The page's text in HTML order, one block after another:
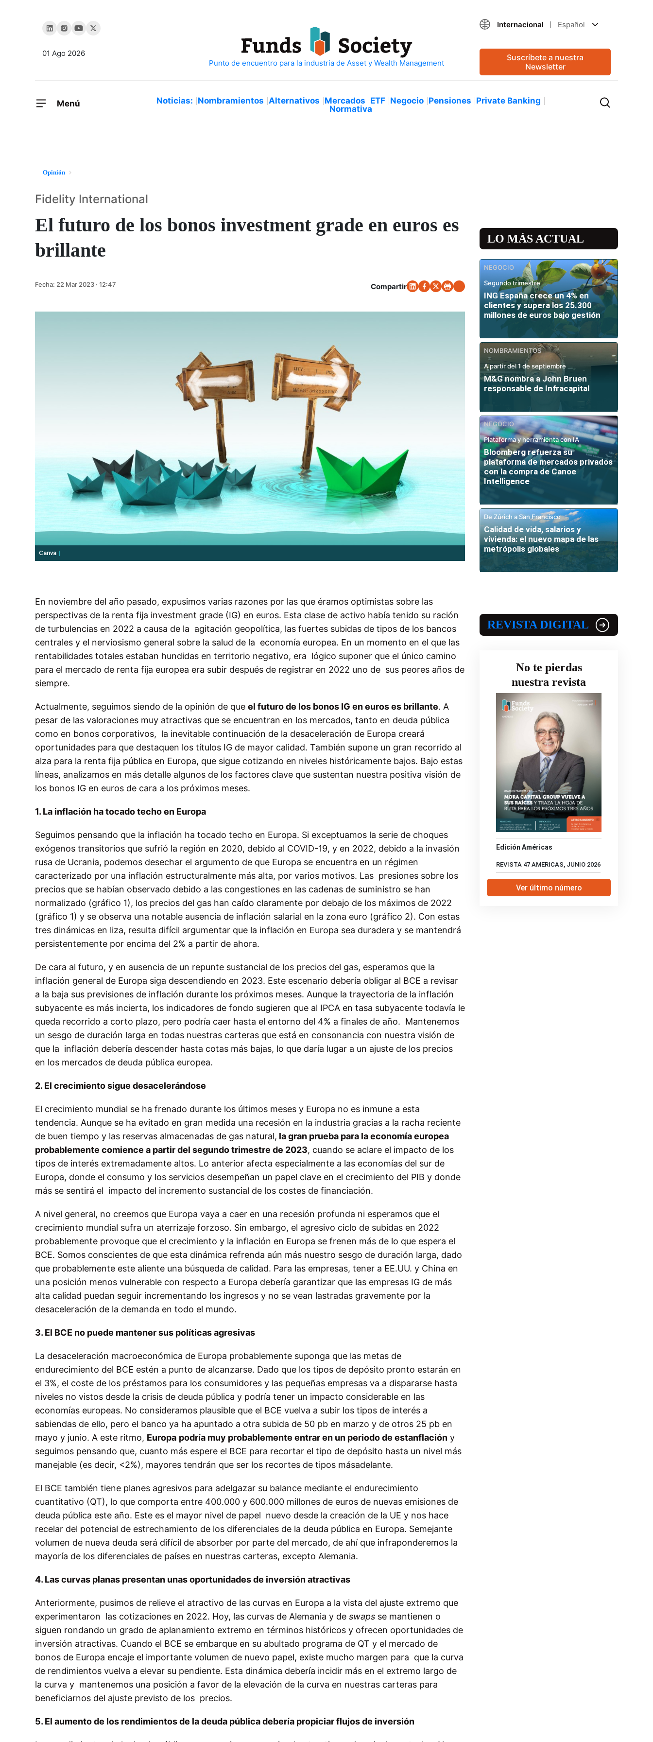
01 Ago 2026
Internacional Español
Suscríbete a nuestra
Newsletter
Menú Noticias: Nombramientos Alternativos Mercados ETF Negocio Pensiones Private Banking
Normativa
Opinión
El futuro de los bonos investment grade en euros es
brillante
Fidelity International
Fecha: 22 Mar 2023 · 12:47 Compartir
Canva
En noviembre del año pasado, expusimos varias razones por las que éramos optimistas sobre las
perspectivas de la renta fija investment grade (IG) en euros. Esta clase de activo había tenido su ración
de turbulencias en 2022 a causa de la agitación geopolítica, las fuertes subidas de tipos de los bancos
centrales y el nerviosismo general sobre la salud de la economía europea. En un momento en el que las
rentabilidades totales estaban hundidas en territorio negativo, era lógico suponer que el único camino
para el mercado de renta fija europea era subir después de registrar en 2022 uno de sus peores años de
siempre.
Actualmente, seguimos siendo de la opinión de que el futuro de los bonos IG en euros es brillante. A
pesar de las valoraciones muy atractivas que se encuentran en los mercados, tanto en deuda pública
como en bonos corporativos, la inevitable continuación de la desaceleración de Europa creará
oportunidades para que destaquen los títulos IG de mayor calidad. También supone un gran recorrido al
alza para la renta fija pública en Europa, que sigue cotizando en niveles históricamente bajos. Bajo estas
líneas, analizamos en más detalle algunos de los factores clave que sustentan nuestra positiva visión de
los bonos IG en euros de cara a los próximos meses.
1. La inflación ha tocado techo en Europa
Seguimos pensando que la inflación ha tocado techo en Europa. Si exceptuamos la serie de choques
exógenos transitorios que sufrió la región en 2020, debido al COVID-19, y en 2022, debido a la invasión
rusa de Ucrania, podemos desechar el argumento de que Europa se encuentra en un régimen
caracterizado por una inflación estructuralmente más alta, por varios motivos. Las presiones sobre los
precios que se habían observado debido a las congestiones en las cadenas de suministro se han
normalizado (gráfico 1), los precios del gas han caído claramente por debajo de los máximos de 2022
(gráfico 1) y se observa una notable ausencia de inflación salarial en la zona euro (gráfico 2). Con estas
tres dinámicas en liza, resulta difícil argumentar que la inflación en Europa sea duradera y se mantendrá
persistentemente por encima del 2% a partir de ahora.
De cara al futuro, y en ausencia de un repunte sustancial de los precios del gas, esperamos que la
inflación general de Europa siga descendiendo en 2023. Este escenario debería obligar al BCE a revisar
a la baja sus previsiones de inflación durante los próximos meses. Aunque la trayectoria de la inflación
subyacente es más incierta, los indicadores de fondo sugieren que al IPCA en tasa subyacente todavía le
queda recorrido a corto plazo, pero podría caer hasta el entorno del 4% a finales de año. Mantenemos
un sesgo de duración larga en todas nuestras carteras que está en consonancia con nuestra visión de
que la inflación debería descender hasta cotas más bajas, lo que daría lugar a un ajuste de los precios
en los mercados de deuda pública europea.
2. El crecimiento sigue desacelerándose
El crecimiento mundial se ha frenado durante los últimos meses y Europa no es inmune a esta
tendencia. Aunque se ha evitado en gran medida una recesión en la industria gracias a la racha reciente
de buen tiempo y las reservas almacenadas de gas natural, la gran prueba para la economía europea
probablemente comience a partir del segundo trimestre de 2023, cuando se aclare el impacto de los
tipos de interés extremadamente altos. Lo anterior afecta especialmente a las economías del sur de
Europa, donde el consumo y los servicios desempeñan un papel clave en el crecimiento del PIB y donde
más se sentirá el impacto del incremento sustancial de los costes de financiación.
A nivel general, no creemos que Europa vaya a caer en una recesión profunda ni esperamos que el
crecimiento mundial sufra un aterrizaje forzoso. Sin embargo, el agresivo ciclo de subidas en 2022
probablemente provoque que el crecimiento y la inflación en Europa se frenen más de lo que espera el
BCE. Somos conscientes de que esta dinámica refrenda aún más nuestro sesgo de duración larga, dado
que probablemente este aliente una búsqueda de calidad. Para las empresas, tener a EE.UU. y China en
una posición menos vulnerable con respecto a Europa debería garantizar que las empresas IG de más
alta calidad puedan seguir incrementando los ingresos y no se vean lastradas gravemente por la
desaceleración de la demanda en todo el mundo.
3. El BCE no puede mantener sus políticas agresivas
La desaceleración macroeconómica de Europa probablemente suponga que las metas de
endurecimiento del BCE estén a punto de alcanzarse. Dado que los tipos de depósito pronto estarán en
el 3%, el coste de los préstamos para los consumidores y las pequeñas empresas va a dispararse hasta
niveles no vistos desde la crisis de deuda pública y podría tener un impacto considerable en las
economías europeas. No consideramos plausible que el BCE vuelva a subir los tipos de interés a
sabiendas de ello, pero el banco ya ha apuntado a otra subida de 50 pb en marzo y de otros 25 pb en
mayo y junio. A este ritmo, Europa podría muy probablemente entrar en un periodo de estanflación y
seguimos pensando que, cuanto más espere el BCE para recortar el tipo de depósito hasta un nivel más
manejable (es decir, <2%), mayores tendrán que ser los recortes de tipos másadelante.
El BCE también tiene planes agresivos para adelgazar su balance mediante el endurecimiento
cuantitativo (QT), lo que comporta entre 400.000 y 600.000 millones de euros de nuevas emisiones de
deuda pública este año. Este es el mayor nivel de papel nuevo desde la creación de la UE y nos hace
recelar del potencial de estrechamiento de los diferenciales de la deuda pública en Europa. Semejante
volumen de nueva deuda será difícil de absorber por parte del mercado, de ahí que infraponderemos la
mayoría de los diferenciales de países en nuestras carteras, excepto Alemania.
4. Las curvas planas presentan unas oportunidades de inversión atractivas
Anteriormente, pusimos de relieve el atractivo de las curvas en Europa a la vista del ajuste extremo que
experimentaron las cotizaciones en 2022. Hoy, las curvas de Alemania y de swaps se mantienen o
siguen rondando un grado de aplanamiento extremo en términos históricos y ofrecen oportunidades de
inversión atractivas. Cuando el BCE se embarque en su abultado programa de QT y el mercado de
bonos de Europa encaje el importante volumen de nuevo papel, existe mucho margen para que la curva
de rendimientos vuelva a elevar su pendiente. Esta dinámica debería incidir más en el extremo largo de
la curva y mantenemos una posición a favor de la elevación de la curva en nuestras carteras para
beneficiarnos del ajuste previsto de los precios.
5. El aumento de los rendimientos de la deuda pública debería propiciarflujos de inversión
LO MÁS ACTUAL
NEGOCIO
Segundo trimestre
ING España crece un 4% en
clientes y supera los 25.300
millones de euros bajo gestión
NOMBRAMIENTOS
A partir del 1 de septiembre
M&G nombra a John Bruen
responsable de Infracapital
NEGOCIO
Plataforma y herramienta con IA
Bloomberg refuerza su
plataforma de mercados privados
con la compra de Canoe
Intelligence
De Zúrich a San Francisco
Calidad de vida, salarios y
vivienda: el nuevo mapa de las
metrópolis globales
REVISTA DIGITAL
No te pierdas
nuestra revista
Edición Américas
REVISTA 47 AMERICAS, JUNIO 2026
Ver último número